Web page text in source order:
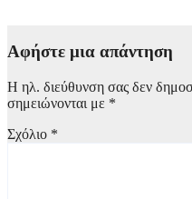
Αφήστε μια απάντηση
Η ηλ. διεύθυνση σας δεν
σημειώνονται με *
Σχόλιο *